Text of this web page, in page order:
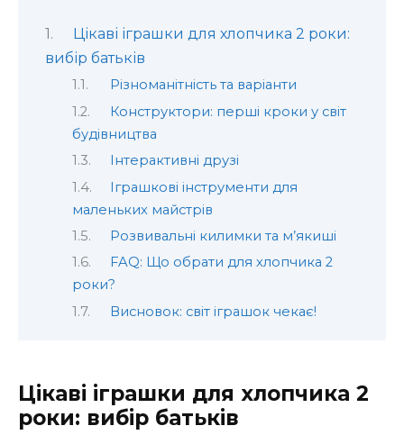
Цікаві іграшки для хлопчика 2 роки:
вибір батьків
Різноманітність та варіанти
Конструктори: перші кроки у світ
будівництва
Інтерактивні друзі
Іграшкові інструменти для
маленьких майстрів
Розвивальні килимки та м’якиші
FAQ: Що обрати для хлопчика 2
роки?
Висновок: світ іграшок чекає!
Цікаві іграшки для хлопчика 2
роки: вибір батьків